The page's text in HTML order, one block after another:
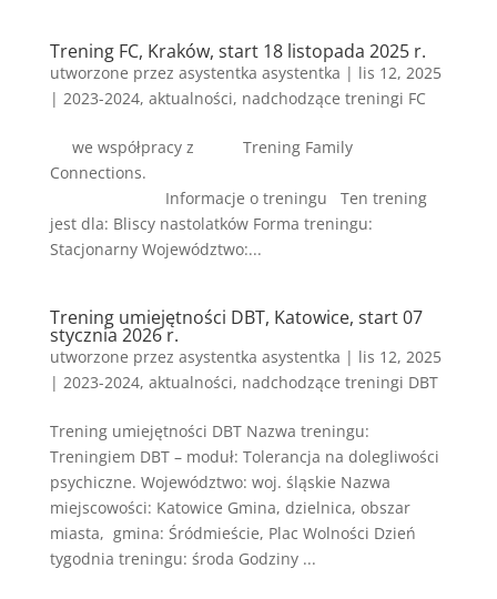
Trening FC, Kraków, start 18 listopada 2025 r.
utworzone przez asystentka asystentka | lis 12, 2025
| 2023-2024, aktualności, nadchodzące treningi FC
we współpracy z Trening Family
Connections.
Informacje o treningu Ten trening
jest dla: Bliscy nastolatków Forma treningu:
Stacjonarny Województwo:...
Trening umiejętności DBT, Katowice, start 07
stycznia 2026 r.
utworzone przez asystentka asystentka | lis 12, 2025
| 2023-2024, aktualności, nadchodzące treningi DBT
Trening umiejętności DBT Nazwa treningu:
Treningiem DBT – moduł: Tolerancja na dolegliwości
psychiczne. Województwo: woj. śląskie Nazwa
miejscowości: Katowice Gmina, dzielnica, obszar
miasta, gmina: Śródmieście, Plac Wolności Dzień
tygodnia treningu: środa Godziny ...